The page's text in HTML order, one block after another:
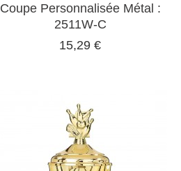
Coupe Personnalisée Métal :
2511W-C
15,29 €